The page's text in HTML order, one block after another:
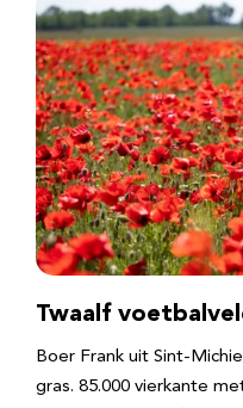
Twaalf
Boer Frank uit Sint-
gras. 85.000 vierkante